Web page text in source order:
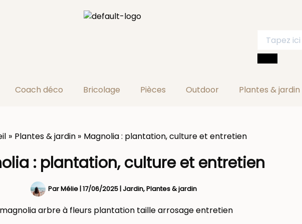
Coach déco Bricolage Pièces Outdoor Plantes & jardin
Plantes & jardin Magnolia : plantation, culture et entretien
: plantation, culture et entretien
ParMélie|17/06/2025|Jardin,Plantes & jardin